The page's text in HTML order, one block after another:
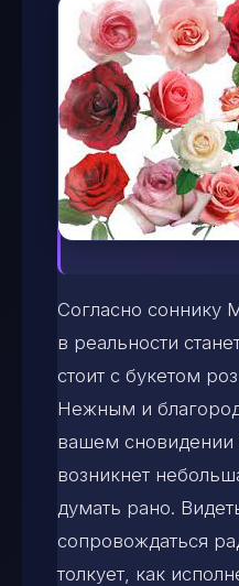
Согласно соннику
в реальности
стоит с букетом
Нежным и
вашем сновидении
возникнет
думать рано.
сопровождаться
толкует, как